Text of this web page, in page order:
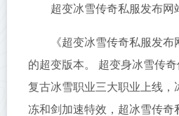
超变冰雪传奇私服发布网
《超变冰雪传奇私服发
的超变版本。 超变身冰雪传
复古冰雪职业三大职业上线，
冻和剑加速特效，超冰雪传奇